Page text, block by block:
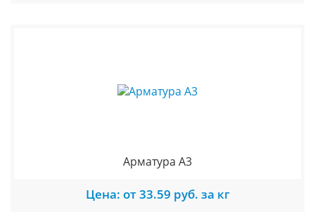
Арматура А3
Цена: от 33.59 руб. за кг